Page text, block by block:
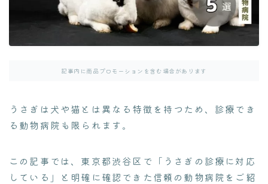
病院・Q&A
よくある質問集
病院探し
通院ガイド記事内に商品プロモーションを含む場合があります
うさぎは犬や猫とは異なる特徴を持つため、診療でき
る動物病院も限られます。
この記事では、東京都渋谷区で「うさぎの診療に対応
している」と明確に確認できた信頼の動物病院をご紹